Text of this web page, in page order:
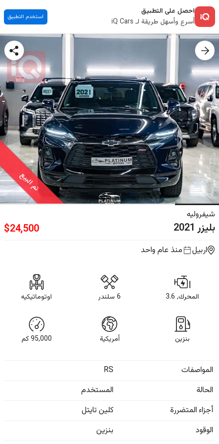
احصل على التطبيق
أسرع وأسهل طريقة لـ iQ Cars
استخدم التطبيق
تم البيع
شيفروليه
بليزر 2021
$24,500
اربيل منذ عام واحد
المحرك, 3.6 6 سلندر اوتوماتيكيه
بنزين أمريكية 95,000كم
المواصفات
RS
الحالة
المستخدم
أجزاء المتضررة
كلين تايتل
الوقود
بنزين